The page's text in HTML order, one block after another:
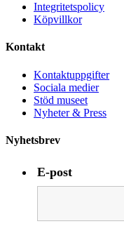
Integritetspolicy
Köpvillkor
Kontakt
Kontaktuppgifter
Sociala medier
Stöd museet
Nyheter & Press
Nyhetsbrev
E-post